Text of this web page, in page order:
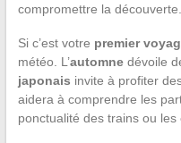
compromettre la découverte.
Si c’est votre premier
météo. L’automnedévoile
japonais invite à profiter
aidera à comprendre les
ponctualité des trains ou les